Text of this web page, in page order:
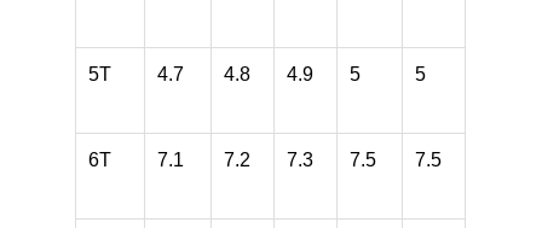
5T 4.7 4.8 4.9 5 5
6T 7.1 7.2 7.3 7.5 7.5